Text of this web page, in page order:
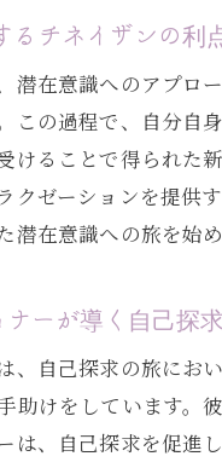
るチネイザンの利
潜在意識へのアプロ
この過程で、自分自
けることで得られた
クゼーションを提供
潜在意識への旅を始
ーが導く自己探
、自己探求の旅にお
助けをしています。
は、自己探求を促進